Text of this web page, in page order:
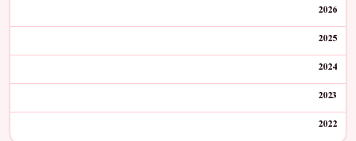
2026
2025
2024
2023
2022